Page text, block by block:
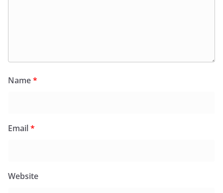
Name*
Email*
Website